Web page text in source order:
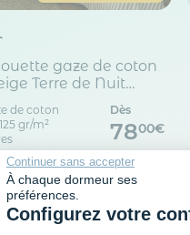
Continuer sans accepter
À chaque dormeur ses
préférences.
Configurez votre
gaze de coton
Terre de Nuit
de coton
gr/m²
Dès
7800€